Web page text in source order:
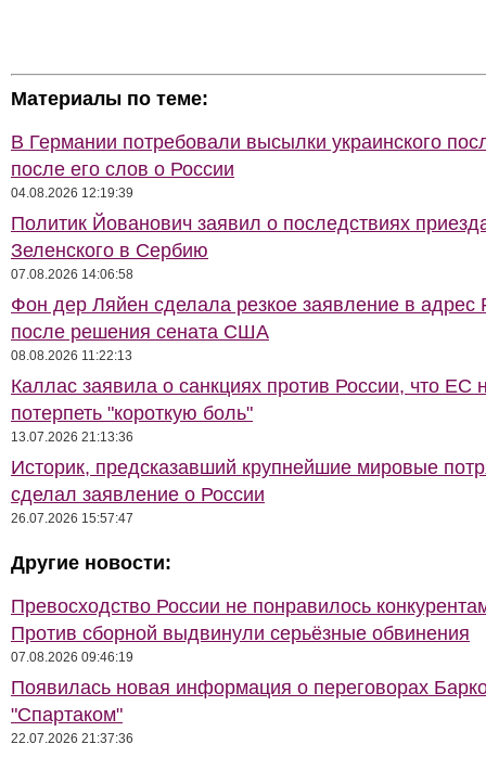
Материалы по теме:
В Германии потребовали высылки украинского
после его слов о России
04.08.2026 12:19:39
Политик Йованович заявил о последствиях
Зеленского в Сербию
07.08.2026 14:06:58
Фон дер Ляйен сделала резкое заявление в адрес
после решения сената США
08.08.2026 11:22:13
Каллас заявила о санкциях против России, что ЕС
потерпеть "короткую боль"
13.07.2026 21:13:36
Историк, предсказавший крупнейшие мировые
сделал заявление о России
26.07.2026 15:57:47
Другие новости:
Превосходство России не понравилось
Против сборной выдвинули серьёзные обвинения
07.08.2026 09:46:19
Появилась новая информация о переговорах
"Спартаком"
22.07.2026 21:37:36